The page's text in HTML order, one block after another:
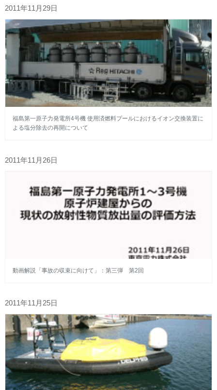
2011年11月29日
福島第一原子力発電所4号機 使用済燃料プールにおけるイオン交換装置に
よる塩分除去の再開について
2011年11月26日
動画解説「事故の収束に向けて」：第三弾 第2回
2011年11月25日